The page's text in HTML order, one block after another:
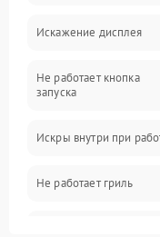
Питание и запуск
Нагрев и
Программное
Искажение дисплея
Не работает кнопка
запуска
Искры внутри при
Не работает гриль